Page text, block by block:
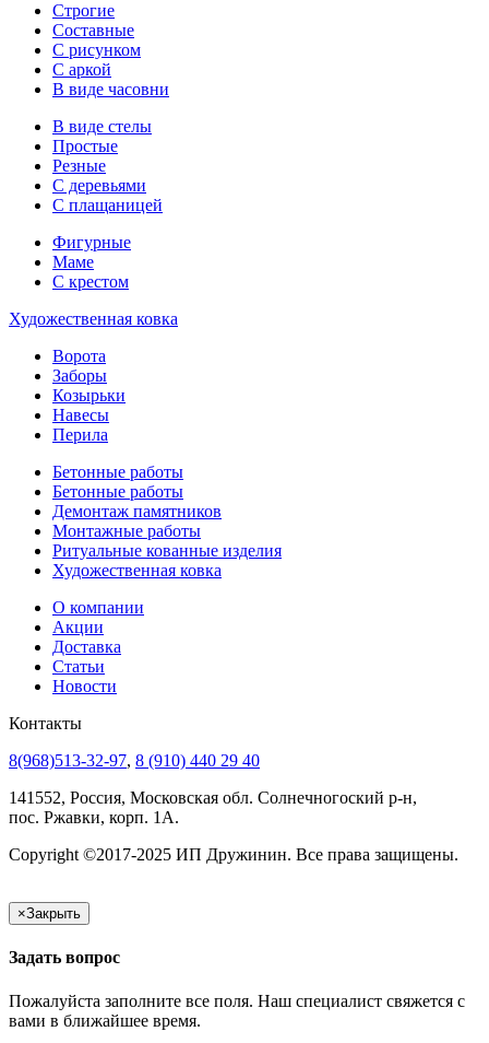
Строгие
Составные
С рисунком
С аркой
В виде часовни
В виде стелы
Простые
Резные
С деревьями
С плащаницей
Фигурные
Маме
С крестом
Художественная ковка
Ворота
Заборы
Козырьки
Навесы
Перила
Бетонные работы
Бетонные работы
Демонтаж памятников
Монтажные работы
Ритуальные кованные изделия
Художественная ковка
О компании
Акции
Доставка
Статьи
Новости
Контакты
8(968)513-32-97, 8 (910) 440 29 40
141552, Россия, Московская обл. Солнечногоский р-н,
пос. Ржавки, корп. 1А.
Copyright ©2017-2025 ИП Дружинин. Все права защищены.
×Закрыть
Задать вопрос
Пожалуйста заполните все поля. Наш специалист свяжется с
вами в ближайшее время.